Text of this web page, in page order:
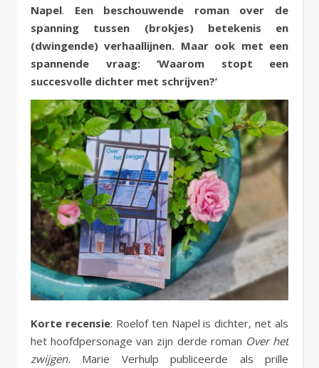
Napel. Een beschouwende roman over de
spanning tussen (brokjes) betekenis en
(dwingende) verhaallijnen. Maar ook met een
spannende vraag: ‘Waarom stopt een
succesvolle dichter met schrijven?’
Korte recensie: Roelof ten Napel is dichter, net als
het hoofdpersonage van zijn derde roman Over het
zwijgen. Marie Verhulp publiceerde als prille